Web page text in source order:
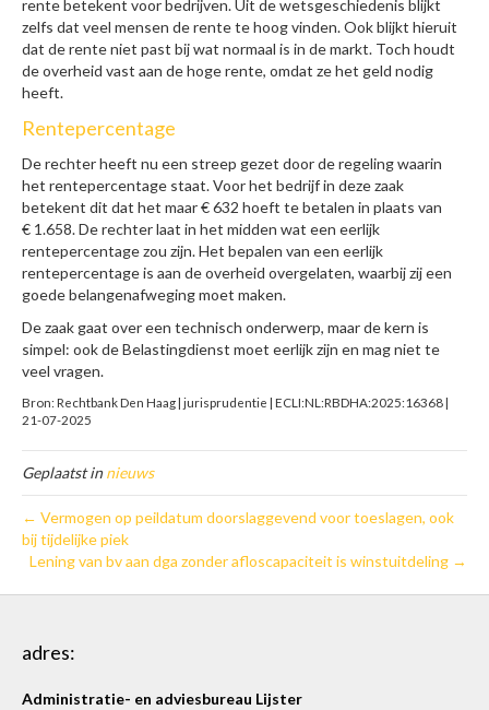
rente betekent voor bedrijven. Uit de wetsgeschiedenis blijkt
zelfs dat veel mensen de rente te hoog vinden. Ook blijkt hieruit
dat de rente niet past bij wat normaal is in de markt. Toch houdt
de overheid vast aan de hoge rente, omdat ze het geld nodig
heeft.
Rentepercentage
De rechter heeft nu een streep gezet door de regeling waarin
het rentepercentage staat. Voor het bedrijf in deze zaak
betekent dit dat het maar € 632 hoeft te betalen in plaats van
€ 1.658. De rechter laat in het midden wat een eerlijk
rentepercentage zou zijn. Het bepalen van een eerlijk
rentepercentage is aan de overheid overgelaten, waarbij zij een
goede belangenafweging moet maken.
De zaak gaat over een technisch onderwerp, maar de kern is
simpel: ook de Belastingdienst moet eerlijk zijn en mag niet te
veel vragen.
Bron: Rechtbank Den Haag | jurisprudentie | ECLI:NL:RBDHA:2025:16368 |
21-07-2025
Geplaatst innieuws
← Vermogen op peildatum doorslaggevend voor toeslagen, ook
bij tijdelijke piek
Lening van bv aan dga zonder afloscapaciteit is winstuitdeling →
adres:
Administratie- en adviesbureau Lijster